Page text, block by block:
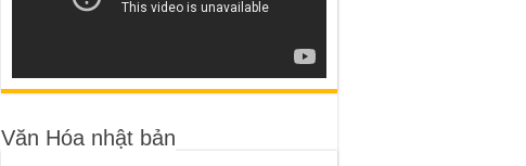
Văn Hóa nhật bản